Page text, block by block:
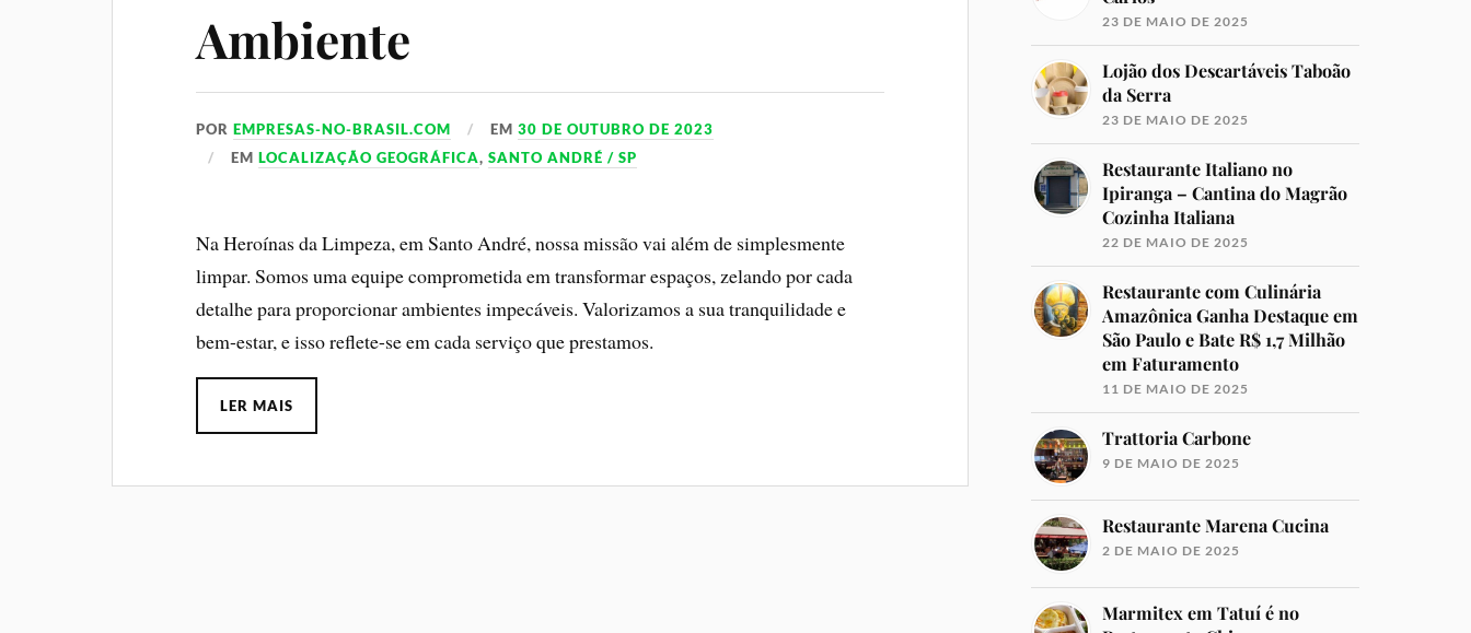
Ambiente
POREMPRESAS-NO-BRASIL.COM EM30 DE OUTUBRO DE 2023
EMLOCALIZAÇÃO GEOGRÁFICA,SANTO ANDRÉ / SP
Na Heroínas da Limpeza, em Santo André, nossa missão vai além de simplesmente
limpar. Somos uma equipe comprometida em transformar espaços, zelando por cada
detalhe para proporcionar ambientes impecáveis. Valorizamos a sua tranquilidade e
bem-estar, e isso reflete-se em cada serviço que prestamos.
LER MAIS
23 DE MAIO DE 2025
Lojão dos Descartáveis Taboão
da Serra
23 DE MAIO DE 2025
Restaurante Italiano no
Ipiranga – Cantina do Magrão
Cozinha Italiana
22 DE MAIO DE 2025
Restaurante com Culinária
Amazônica Ganha Destaque em
São Paulo e Bate R$ 1,7 Milhão
em Faturamento
11 DE MAIO DE 2025
Trattoria Carbone
9 DE MAIO DE 2025
Restaurante Marena Cucina
2 DE MAIO DE 2025
Marmitex em Tatuí é no